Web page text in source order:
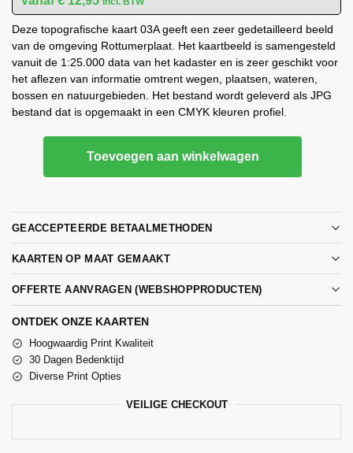
Deze topografische kaart 03A geeft een zeer gedetailleerd beeld
van de omgeving Rottumerplaat. Het kaartbeeld is samengesteld
vanuit de 1:25.000 data van het kadaster en is zeer geschikt voor
het aflezen van informatie omtrent wegen, plaatsen, wateren,
bossen en natuurgebieden. Het bestand wordt geleverd als JPG
bestand dat is opgemaakt in een CMYK kleuren profiel.
Toevoegen aan winkelwagen
GEACCEPTEERDE BETAALMETHODEN
KAARTEN OP MAAT GEMAAKT
OFFERTE AANVRAGEN (WEBSHOPPRODUCTEN)
ONTDEK ONZE KAARTEN
Hoogwaardig Print Kwaliteit
30 Dagen Bedenktijd
Diverse Print Opties
VEILIGE CHECKOUT